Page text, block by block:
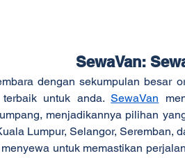
SewaVan:
dengan sekumpulan besar
terbaik untuk anda. SewaVan
menjadikannya pilihan
Lumpur, Selangor, Seremban,
untuk memastikan